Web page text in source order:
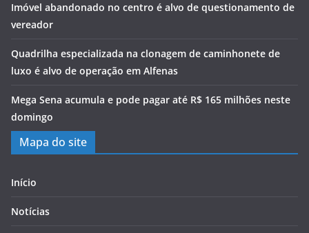
Imóvel abandonado no centro é alvo de questionamento de
vereador
Quadrilha especializada na clonagem de caminhonete de
luxo é alvo de operação em Alfenas
Mega Sena acumula e pode pagar até R$ 165 milhões neste
domingo
Mapa do site
Início
Notícias